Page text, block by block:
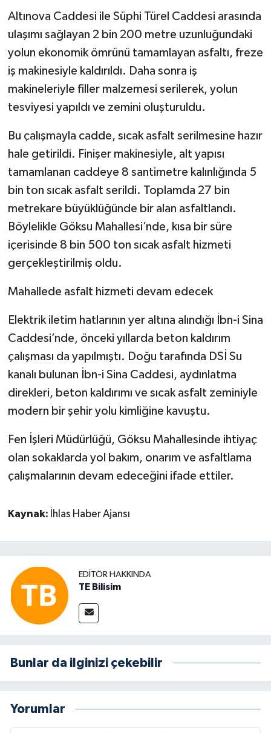
Altınova Caddesi ile Süphi Türel Caddesi arasında
ulaşımı sağlayan 2 bin 200 metre uzunluğundaki
yolun ekonomik ömrünü tamamlayan asfaltı, freze
iş makinesiyle kaldırıldı. Daha sonra iş
makineleriyle filler malzemesi serilerek, yolun
tesviyesi yapıldı ve zemini oluşturuldu.
Bu çalışmayla cadde, sıcak asfalt serilmesine hazır
hale getirildi. Finişer makinesiyle, alt yapısı
tamamlanan caddeye 8 santimetre kalınlığında 5
bin ton sıcak asfalt serildi. Toplamda 27 bin
metrekare büyüklüğünde bir alan asfaltlandı.
Böylelikle Göksu Mahallesi’nde, kısa bir süre
içerisinde 8 bin 500 ton sıcak asfalt hizmeti
gerçekleştirilmiş oldu.
Mahallede asfalt hizmeti devam edecek
Elektrik iletim hatlarının yer altına alındığı İbn-i Sina
Caddesi’nde, önceki yıllarda beton kaldırım
çalışması da yapılmıştı. Doğu tarafında DSİ Su
kanalı bulunan İbn-i Sina Caddesi, aydınlatma
direkleri, beton kaldırımı ve sıcak asfalt zeminiyle
modern bir şehir yolu kimliğine kavuştu.
Fen İşleri Müdürlüğü, Göksu Mahallesinde ihtiyaç
olan sokaklarda yol bakım, onarım ve asfaltlama
çalışmalarının devam edeceğini ifade ettiler.
Kaynak: İhlas Haber Ajansı
EDITÖR HAKKINDA
TE Bilisim
Bunlar da ilginizi çekebilir
Yorumlar